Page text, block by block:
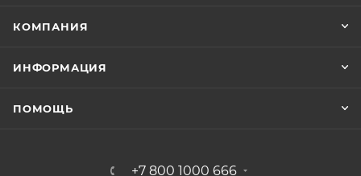
КОМПАНИЯ
ИНФОРМАЦИЯ
ПОМОЩЬ
+7 800 1000 666